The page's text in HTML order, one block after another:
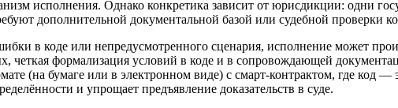
исполнения. Однако конкретика зависит от юрисдикции: одни
дополнительной документальной базой или судебной проверки
в коде или непредусмотренного сценария, исполнение может
формализация условий в коде и в сопровождающей
(на бумаге или в электронном виде) с смарт‑контрактом, где код —
и упрощает предъявление доказательств в суде.